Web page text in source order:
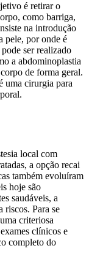
é retirar o
como barriga,
na introdução
pele, por onde é
ser realizado
a abdominoplastia
de forma geral.
uma cirurgia para
local com
a opção recai
também evoluíram
hoje são
saudáveis, a
riscos. Para se
criteriosa
clínicos e
completo do